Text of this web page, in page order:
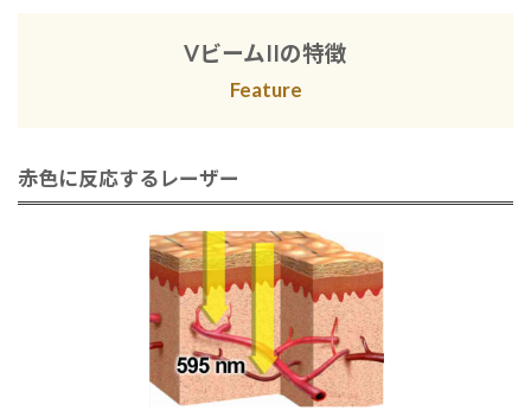
VビームIIの特徴
Feature
赤色に反応するレーザー